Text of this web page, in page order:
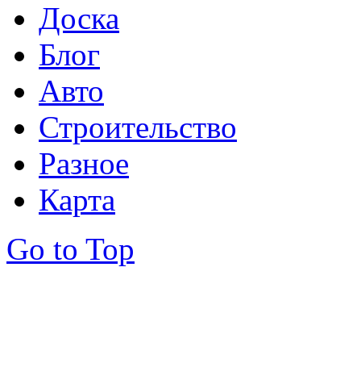
Доска
Блог
Авто
Строительство
Разное
Карта
Go to Top